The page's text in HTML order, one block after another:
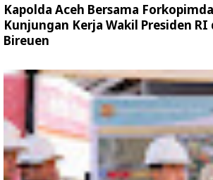
Kapolda Aceh Bersama
Kunjungan Kerja Wakil Presiden
Bireuen